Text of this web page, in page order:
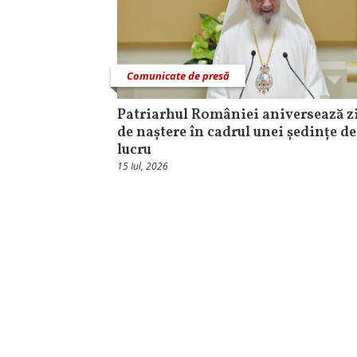
Comunicate de presă
Patriarhul României aniversează
de naștere în cadrul unei ședințe de
lucru
15 Iul, 2026